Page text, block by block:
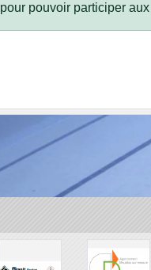
pour pouvoir participer